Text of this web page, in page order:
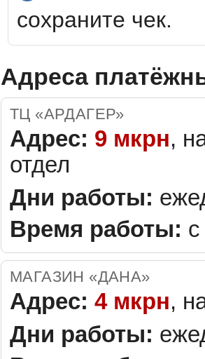
сохраните чек.
Адреса
ТЦ «АРДАГЕР»
Адрес: 9 мкрн,
отдел
Дни работы:
Время работы:
МАГАЗИН «ДАНА»
Адрес: 4 мкрн,
Дни работы: